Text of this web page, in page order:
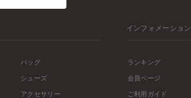
バッグ
シューズ
アクセサリー
インフォメーション
ランキング
会員ページ
ご利用ガイド